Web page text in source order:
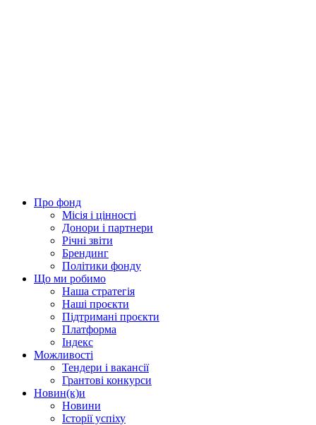
Про фонд
Місія і цінності
Донори і партнери
Річні звіти
Брендинг
Політики фонду
Що ми робимо
Наша стратегія
Наші проєкти
Підтримані проєкти
Платформа
Індекс
Можливості
Тендери і вакансії
Грантові конкурси
Новин(к)и
Новини
Історії успіху